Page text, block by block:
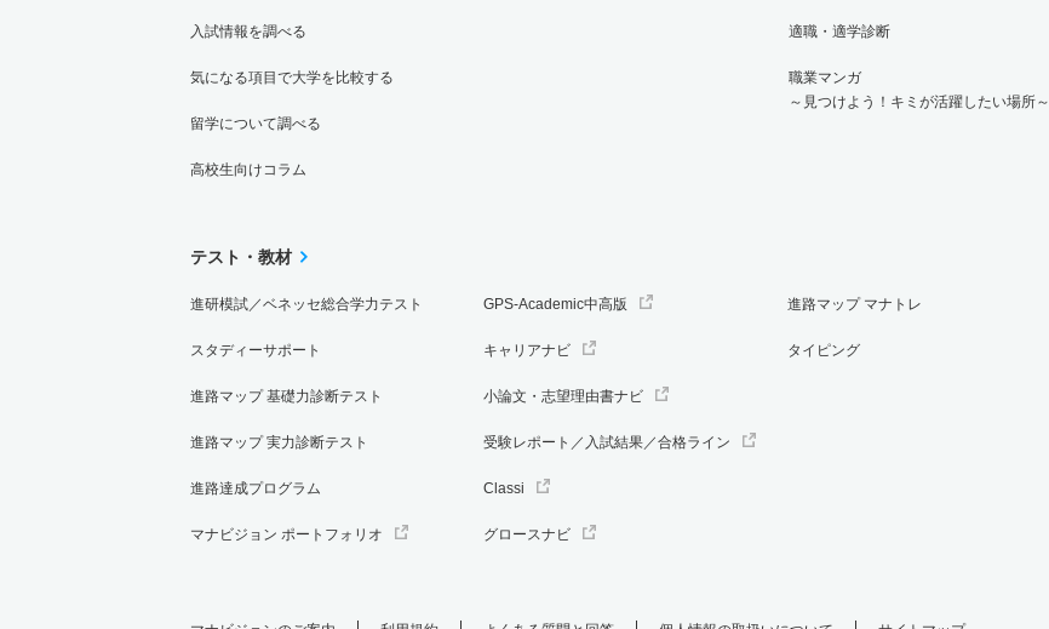
入試情報を調べる
気になる項目で大学を比較する
留学について調べる
高校生向けコラム
適職・適学診断
職業マンガ
～見つけよう！キミが活躍したい場所～
テスト・教材
進研模試／ベネッセ総合学力テスト
スタディーサポート
進路マップ 基礎力診断テスト
進路マップ 実力診断テスト
進路達成プログラム
マナビジョン ポートフォリオ
GPS-Academic中高版
キャリアナビ
小論文・志望理由書ナビ
受験レポート／入試結果／合格ライン
Classi
グロースナビ
進路マップ マナトレ
タイピング